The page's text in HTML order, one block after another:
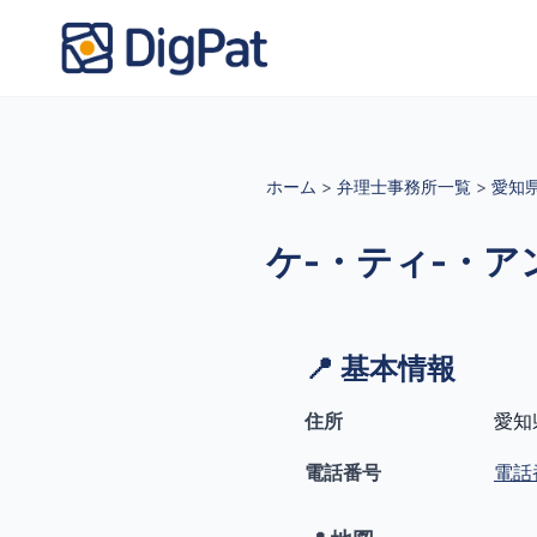
ホーム > 弁理士事務所一覧 > 愛知
ケ-・ティ-・ア
📍 基本情報
住所 愛
電話番号 電